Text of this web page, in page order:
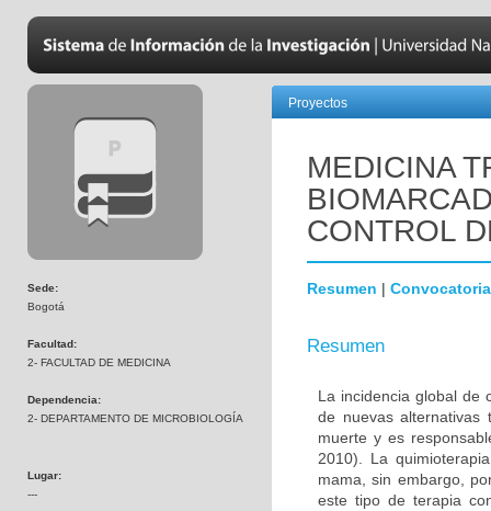
Sede:
Bogotá
Facultad:
2- FACULTAD DE MEDICINA
Dependencia:
2- DEPARTAMENTO DE MICROBIOLOGÍA
Lugar:
---
Proyectos
MEDICINA
CONTROL
Resumen | Convocatoria
Resumen
La incidencia global de
de nuevas alternativas
muerte y es
2010). La
mama, sin embargo,
este tipo de terapia